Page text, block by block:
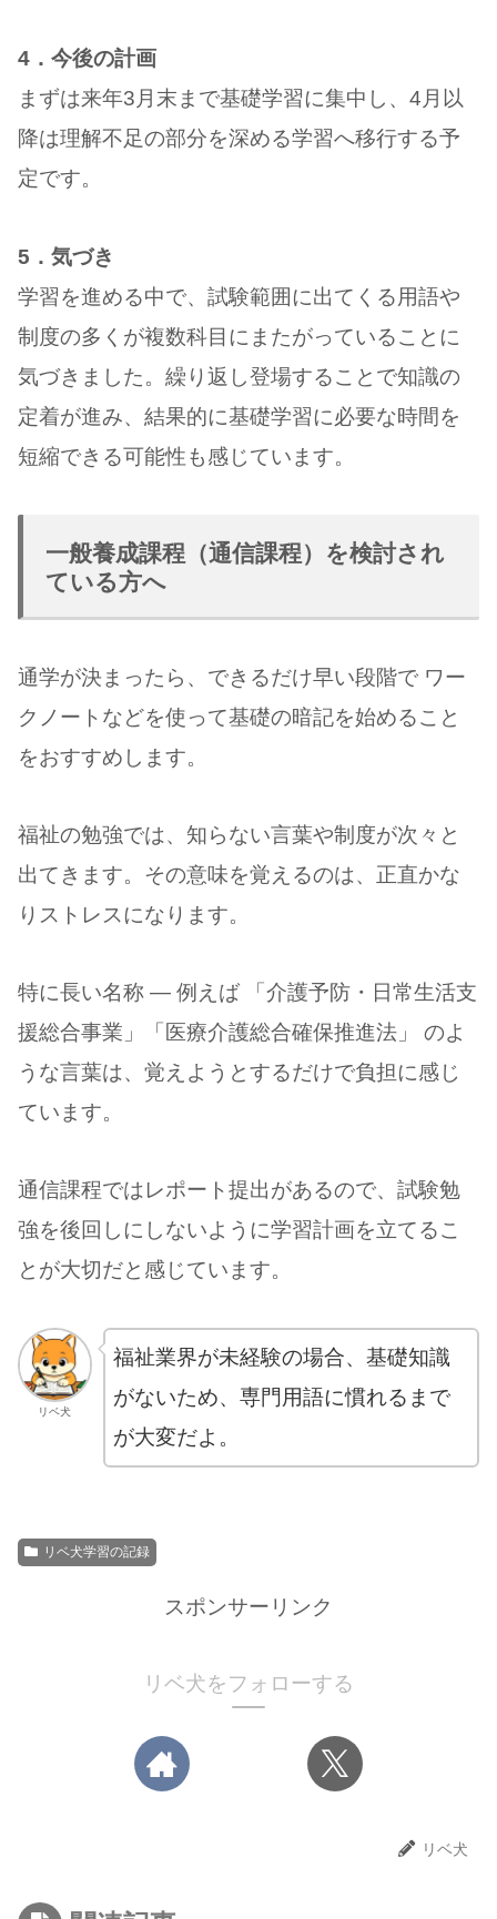
4．今後の計画
まずは来年3月末まで基礎学習に集中し、4月以
降は理解不足の部分を深める学習へ移行する予
定です。
5．気づき
学習を進める中で、試験範囲に出てくる用語や
制度の多くが複数科目にまたがっていることに
気づきました。繰り返し登場することで知識の
定着が進み、結果的に基礎学習に必要な時間を
短縮できる可能性も感じています。
一般養成課程（通信課程）を検討され
ている方へ
通学が決まったら、できるだけ早い段階で ワー
クノートなどを使って基礎の暗記を始めること
をおすすめします。
福祉の勉強では、知らない言葉や制度が次々と
出てきます。その意味を覚えるのは、正直かな
りストレスになります。
特に長い名称 ― 例えば 「介護予防・日常生活支
援総合事業」「医療介護総合確保推進法」 のよ
うな言葉は、覚えようとするだけで負担に感じ
ています。
通信課程ではレポート提出があるので、試験勉
強を後回しにしないように学習計画を立てるこ
とが大切だと感じています。
リベ犬
福祉業界が未経験の場合、基礎知識
がないため、専門用語に慣れるまで
が大変だよ。
リベ犬学習の記録
スポンサーリンク
リベ犬をフォローする
リベ犬